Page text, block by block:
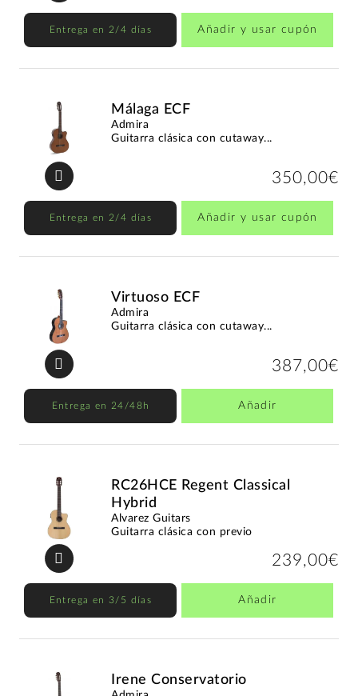
Entrega en 2/4 días Añadir y usar cupón
Málaga ECF
Admira
Guitarra clásica con cutaway...
350,00€
Entrega en 2/4 días Añadir y usar cupón
Virtuoso ECF
Admira
Guitarra clásica con cutaway...
387,00€
Entrega en 24/48h Añadir
RC26HCE Regent Classical
Hybrid
Alvarez Guitars
Guitarra clásica con previo
239,00€
Entrega en 3/5 días Añadir
Irene Conservatorio